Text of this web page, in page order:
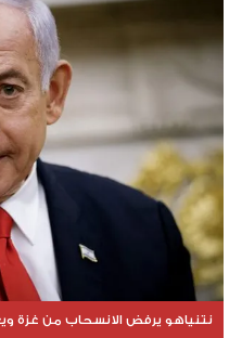
نتنياهو يرفض الانسحاب من غزة